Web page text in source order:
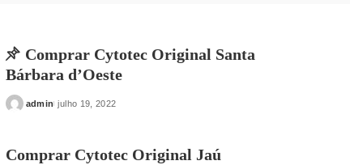
Comprar Cytotec Original Santa
Bárbara d’Oeste
Posted
admin julho 19, 2022
Comprar Cytotec Original Jaú